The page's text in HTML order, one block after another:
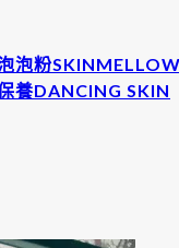
泡粉
養DANCING SKIN